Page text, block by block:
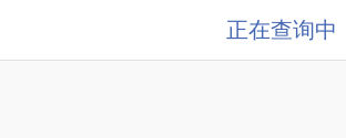
正在查询中